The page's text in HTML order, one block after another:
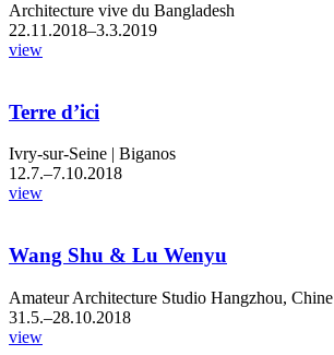
Architecture vive du Bangladesh
22.11.2018–3.3.2019
view
Terre d’ici
Ivry-sur-Seine | Biganos
12.7.–7.10.2018
view
Wang Shu & Lu Wenyu
Amateur Architecture Studio Hangzhou, Chine
31.5.–28.10.2018
view